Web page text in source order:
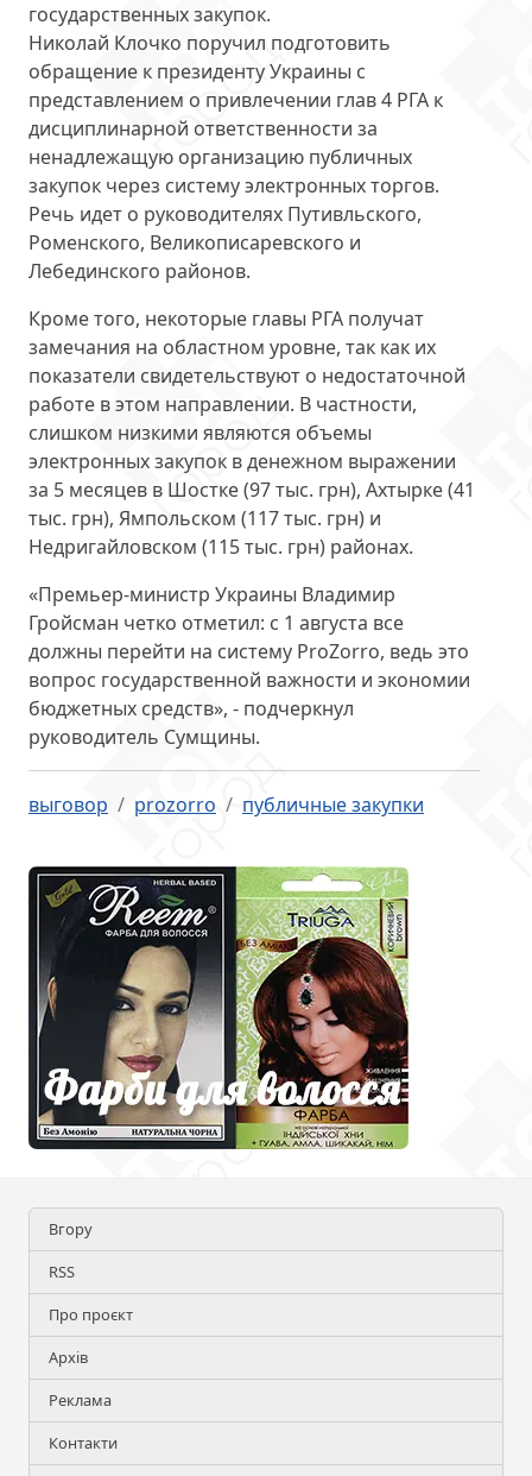
государственных закупок.
Николай Клочко поручил подготовить
обращение к президенту Украины с
представлением о привлечении глав 4 РГА к
дисциплинарной ответственности за
ненадлежащую организацию публичных
закупок через систему электронных торгов.
Речь идет о руководителях Путивльского,
Роменского, Великописаревского и
Лебединского районов.
Кроме того, некоторые главы РГА получат
замечания на областном уровне, так как их
показатели свидетельствуют о недостаточной
работе в этом направлении. В частности,
слишком низкими являются объемы
электронных закупок в денежном выражении
за 5 месяцев в Шостке (97 тыс. грн), Ахтырке (41
тыс. грн), Ямпольском (117 тыс. грн) и
Недригайловском (115 тыс. грн) районах.
«Премьер-министр Украины Владимир
Гройсман четко отметил: с 1 августа все
должны перейти на систему ProZorro, ведь это
вопрос государственной важности и экономии
бюджетных средств», - подчеркнул
руководитель Сумщины.
выговор prozorro публичные закупки
Вгору
RSS
Про проєкт
Архів
Реклама
Контакти